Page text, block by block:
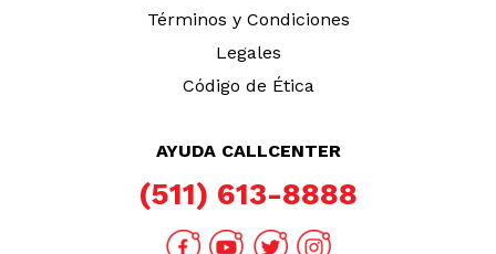
Términos y Condiciones
Legales
Código de Ética
AYUDA CALLCENTER
(511) 613-8888